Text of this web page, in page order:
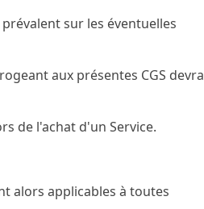
sur les éventuelles
aux présentes CGS devra
de l'achat d'un Service.
alors applicables à toutes